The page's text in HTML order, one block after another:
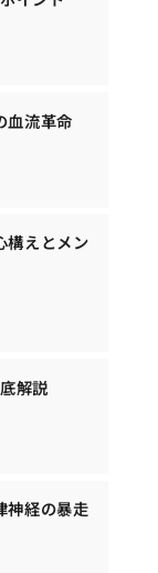
血流革命
構えとメン
解説
神経の暴走